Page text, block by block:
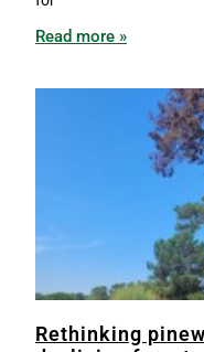
Read more »
Rethinking